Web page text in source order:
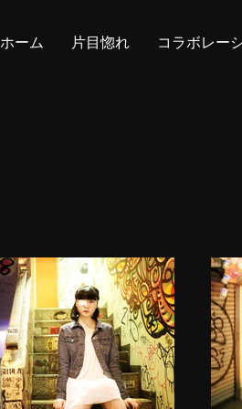
ホーム 片目惚れ コラボレー